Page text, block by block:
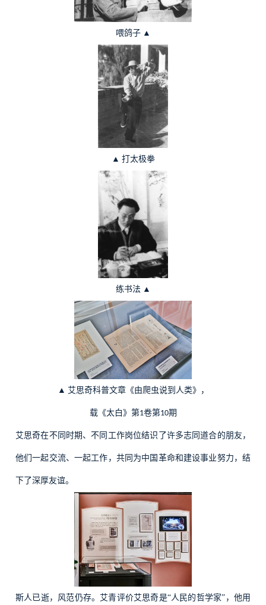
喂鸽子 ▲
▲ 打太极拳
练书法 ▲
▲ 艾思奇科普文章《由爬虫说到人类》，
载《太白》第1卷第10期
艾思奇在不同时期、不同工作岗位结识了许多志同道合的朋友，
他们一起交流、一起工作，共同为中国革命和建设事业努力，结
下了深厚友谊。
斯人已逝，风范仍存。艾青评价艾思奇是“人民的哲学家”，他用